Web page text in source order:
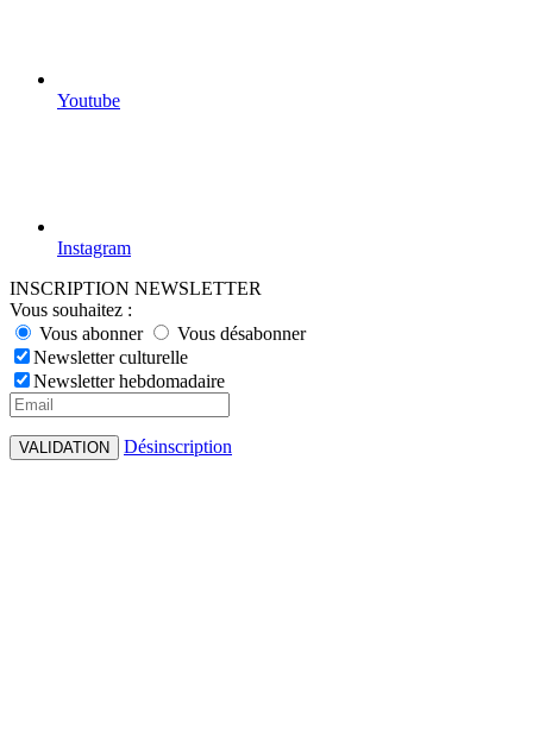
Youtube
Instagram
INSCRIPTION NEWSLETTER
Vous souhaitez :
Vous abonner
Vous désabonner
Newsletter culturelle
Newsletter hebdomadaire
VALIDATION Désinscription